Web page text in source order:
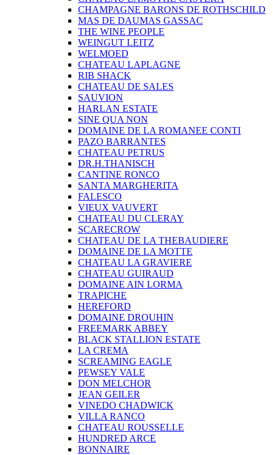
CHAMPAGNE BARONS DE ROTHSCHILD
MAS DE DAUMAS GASSAC
THE WINE PEOPLE
WEINGUT LEITZ
WELMOED
CHATEAU LAPLAGNE
RIB SHACK
CHATEAU DE SALES
SAUVION
HARLAN ESTATE
SINE QUA NON
DOMAINE DE LA ROMANEE CONTI
PAZO BARRANTES
CHATEAU PETRUS
DR.H.THANISCH
CANTINE RONCO
SANTA MARGHERITA
FALESCO
VIEUX VAUVERT
CHATEAU DU CLERAY
SCARECROW
CHATEAU DE LA THEBAUDIERE
DOMAINE DE LA MOTTE
CHATEAU LA GRAVIERE
CHATEAU GUIRAUD
DOMAINE AIN LORMA
TRAPICHE
HEREFORD
DOMAINE DROUHIN
FREEMARK ABBEY
BLACK STALLION ESTATE
LA CREMA
SCREAMING EAGLE
PEWSEY VALE
DON MELCHOR
JEAN GEILER
VINEDO CHADWICK
VILLA RANCO
CHATEAU ROUSSELLE
HUNDRED ARCE
BONNAIRE